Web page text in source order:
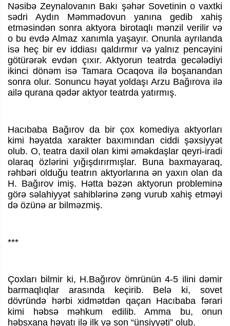
Nəsibə Zeynalovanın Bakı şəhər Sovetinin o vaxtki
sədri Aydın Məmmədovun yanına gedib xahiş
etməsindən sonra aktyora birotaqlı mənzil verilir və
o bu evdə Almaz xanımla yaşayır. Onunla ayrılanda
isə heç bir ev iddiası qaldırmır və yalnız pencəyini
götürərək evdən çıxır. Aktyorun teatrda gecələdiyi
ikinci dönəm isə Tamara Ocaqova ilə boşanandan
sonra olur. Sonuncu həyat yoldaşı Arzu Bağırova ilə
ailə qurana qədər aktyor teatrda yatırmış.
Hacıbaba Bağırov da bir çox komediya aktyorları
kimi həyatda xarakter baxımından ciddi şəxsiyyət
olub. O, teatra daxil olan kimi əməkdaşlar qeyri-iradi
olaraq özlərini yığışdırırmışlar. Buna baxmayaraq,
rəhbəri olduğu teatrın aktyorlarına ən yaxın olan da
H. Bağırov imiş. Hətta bəzən aktyorun probleminə
görə səlahiyyət sahiblərinə zəng vurub xahiş etməyi
də özünə ar bilməzmiş.
***
Çoxları bilmir ki, H.Bağırov ömrünün 4-5 ilini dəmir
barmaqlıqlar arasında keçirib. Belə ki, sovet
dövründə hərbi xidmətdən qaçan Hacıbaba fərari
kimi həbsə məhkum edilib. Amma bu, onun
həbsxana həyatı ilə ilk və son “ünsiyyəti” olub.